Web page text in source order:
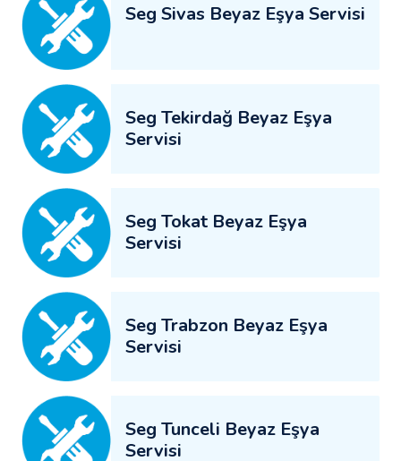
Seg Sivas Beyaz Eşya Servisi
Seg Tekirdağ Beyaz Eşya
Servisi
Seg Tokat Beyaz Eşya
Servisi
Seg Trabzon Beyaz Eşya
Servisi
Seg Tunceli Beyaz Eşya
Servisi